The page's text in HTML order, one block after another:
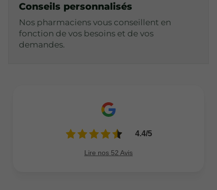
Conseils personnalisés
Nos pharmaciens vous conseillent en
fonction de vos besoins et de vos
demandes.